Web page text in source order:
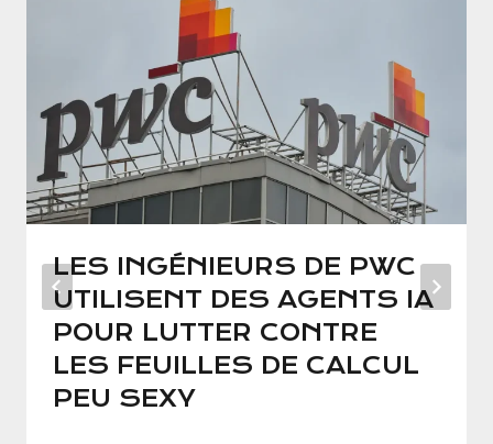
LES INGÉNIEURS DE PWC
UTILISENT DES AGENTS IA
POUR LUTTER CONTRE
LES FEUILLES DE CALCUL
PEU SEXY